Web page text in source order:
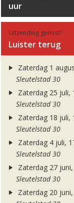
uur
Uitzending gemist?
Luister terug
Zaterdag 1
Sleutelstad 30
Zaterdag 25 juli,
Sleutelstad 30
Zaterdag 18 juli,
Sleutelstad 30
Zaterdag 4 juli,
Sleutelstad 30
Zaterdag 27
Sleutelstad 30
Zaterdag 20